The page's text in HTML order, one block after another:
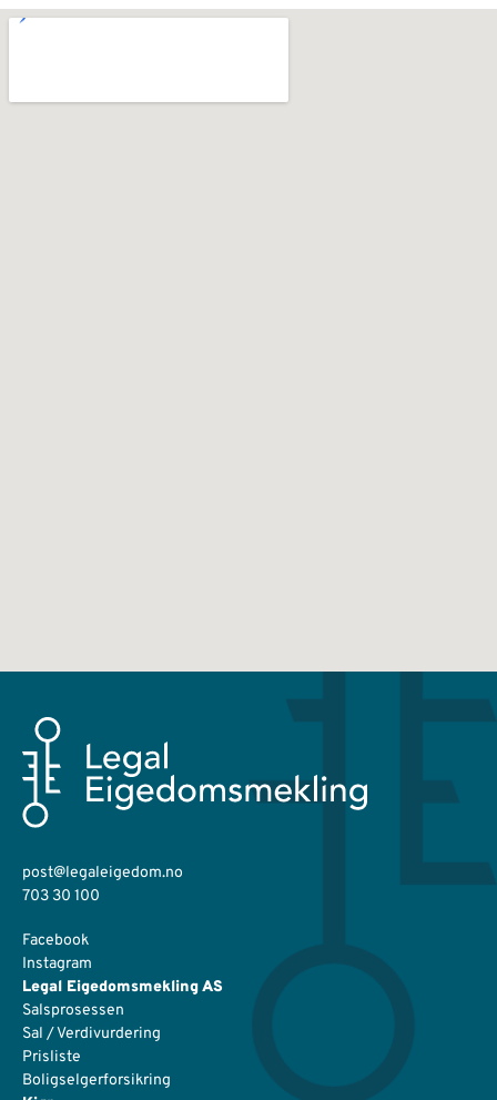
post@legaleigedom.no
703 30 100
Facebook
Instagram
Legal Eigedomsmekling AS
Salsprosessen
Sal / Verdivurdering
Prisliste
Boligselgerforsikring